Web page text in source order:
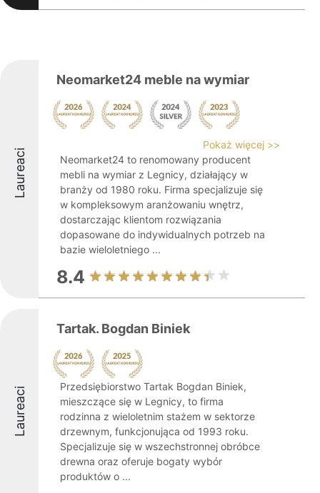
Laureaci
Neomarket24 meble na wymiar
Pokaż więcej >>
Neomarket24 to renomowany producent
mebli na wymiar z Legnicy, działający w
branży od 1980 roku. Firma specjalizuje się
w kompleksowym aranżowaniu wnętrz,
dostarczając klientom rozwiązania
dopasowane do indywidualnych potrzeb na
bazie wieloletniego ...
8.4
Laureaci
Tartak. Bogdan Biniek
Przedsiębiorstwo Tartak Bogdan Biniek,
mieszczące się w Legnicy, to firma
rodzinna z wieloletnim stażem w sektorze
drzewnym, funkcjonująca od 1993 roku.
Specjalizuje się w wszechstronnej obróbce
drewna oraz oferuje bogaty wybór
produktów o ...